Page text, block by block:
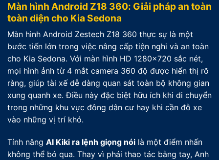
Màn hình Android Z18 360: Giải pháp an toàn
toàn diện cho Kia Sedona
Màn hình Android Zestech Z18 360 thực sự là một
bước tiến lớn trong việc nâng cấp tiện nghi và an toàn
cho Kia Sedona. Với màn hình HD 1280×720 sắc nét,
mọi hình ảnh từ 4 mắt camera 360 độ được hiển thị rõ
ràng, giúp tài xế dễ dàng quan sát toàn bộ không gian
xung quanh xe. Điều này đặc biệt hữu ích khi di chuyển
trong những khu vực đông dân cư hay khi cần đỗ xe
vào những vị trí khó.
Tính năng AI Kiki ra lệnh giọng nói là một điểm nhấn
không thể bỏ qua. Thay vì phải thao tác bằng tay, Anh